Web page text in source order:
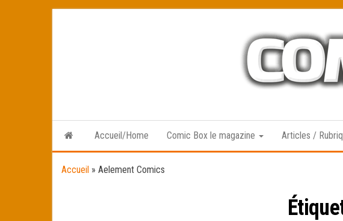
Accueil/Home Comic Box le magazine Articles /
Accueil » Aelement Comics